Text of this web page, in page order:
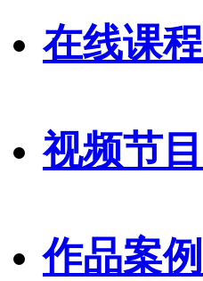
在线课程
视频节目
作品案例